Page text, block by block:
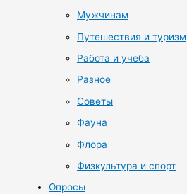
Мужчинам
Путешествия и туризм
Работа и учеба
Разное
Советы
Фауна
Флора
Физкультура и спорт
Опросы